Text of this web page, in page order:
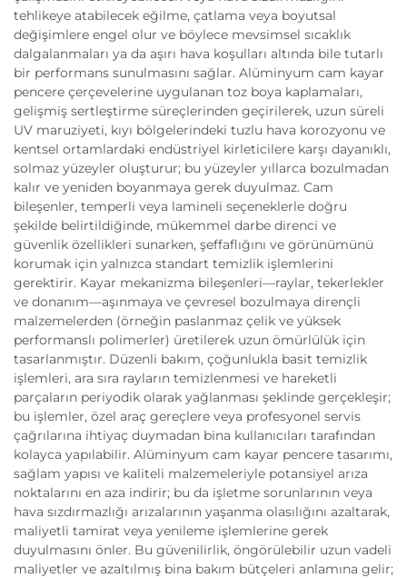
tehlikeye atabilecek eğilme, çatlama veya boyutsal
değişimlere engel olur ve böylece mevsimsel sıcaklık
dalgalanmaları ya da aşırı hava koşulları altında bile tutarlı
bir performans sunulmasını sağlar. Alüminyum cam kayar
pencere çerçevelerine uygulanan toz boya kaplamaları,
gelişmiş sertleştirme süreçlerinden geçirilerek, uzun süreli
UV maruziyeti, kıyı bölgelerindeki tuzlu hava korozyonu ve
kentsel ortamlardaki endüstriyel kirleticilere karşı dayanıklı,
solmaz yüzeyler oluşturur; bu yüzeyler yıllarca bozulmadan
kalır ve yeniden boyanmaya gerek duyulmaz. Cam
bileşenler, temperli veya lamineli seçeneklerle doğru
şekilde belirtildiğinde, mükemmel darbe direnci ve
güvenlik özellikleri sunarken, şeffaflığını ve görünümünü
korumak için yalnızca standart temizlik işlemlerini
gerektirir. Kayar mekanizma bileşenleri—raylar, tekerlekler
ve donanım—aşınmaya ve çevresel bozulmaya dirençli
malzemelerden (örneğin paslanmaz çelik ve yüksek
performanslı polimerler) üretilerek uzun ömürlülük için
tasarlanmıştır. Düzenli bakım, çoğunlukla basit temizlik
işlemleri, ara sıra rayların temizlenmesi ve hareketli
parçaların periyodik olarak yağlanması şeklinde gerçekleşir;
bu işlemler, özel araç gereçlere veya profesyonel servis
çağrılarına ihtiyaç duymadan bina kullanıcıları tarafından
kolayca yapılabilir. Alüminyum cam kayar pencere tasarımı,
sağlam yapısı ve kaliteli malzemeleriyle potansiyel arıza
noktalarını en aza indirir; bu da işletme sorunlarının veya
hava sızdırmazlığı arızalarının yaşanma olasılığını azaltarak,
maliyetli tamirat veya yenileme işlemlerine gerek
duyulmasını önler. Bu güvenilirlik, öngörülebilir uzun vadeli
maliyetler ve azaltılmış bina bakım bütçeleri anlamına gelir;